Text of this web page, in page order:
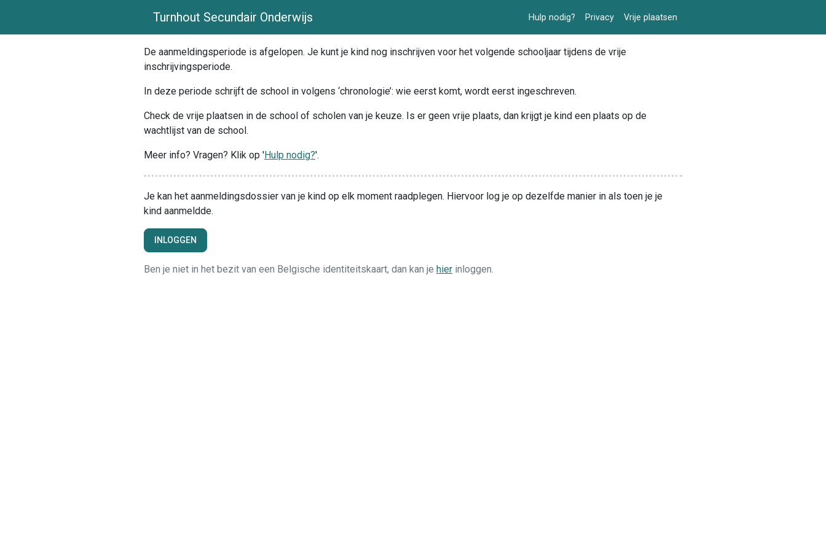
Turnhout Secundair Onderwijs Hulp nodig? Privacy Vrije plaatsen
De aanmeldingsperiode is afgelopen. Je kunt je kind nog inschrijven voor het volgende schooljaar tijdens de vrije
inschrijvingsperiode.
In deze periode schrijft de school in volgens ‘chronologie’: wie eerst komt, wordt eerst ingeschreven.
Check de vrije plaatsen in de school of scholen van je keuze. Is er geen vrije plaats, dan krijgt je kind een plaats op de
wachtlijst van de school.
Meer info? Vragen? Klik op 'Hulp nodig?'.
Je kan het aanmeldingsdossier van je kind op elk moment raadplegen. Hiervoor log je op dezelfde manier in als toen je je
kind aanmeldde.
INLOGGEN
Ben je niet in het bezit van een Belgische identiteitskaart, dan kan je hier inloggen.